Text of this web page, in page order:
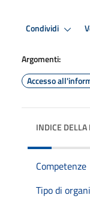
Condividi
Argomenti:
Accesso
INDICE DELLA
Competenze
Tipo di